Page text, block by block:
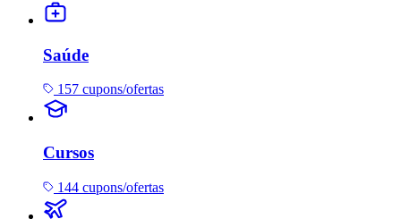
Saúde
157 cupons/ofertas
Cursos
144 cupons/ofertas